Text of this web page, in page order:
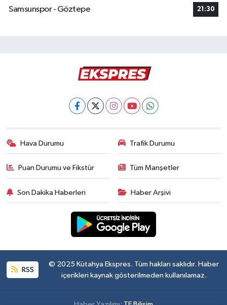
Samsunspor - Göztepe
21:30
Hava Durumu Trafik Durumu
Puan Durumu ve Fikstür Tüm Manşetler
Son Dakika Haberleri Haber Arşivi
RSS
© 2025 Kütahya Ekspres. Tüm hakları saklıdır. Haber
içerikleri kaynak gösterilmeden kullanılamaz.